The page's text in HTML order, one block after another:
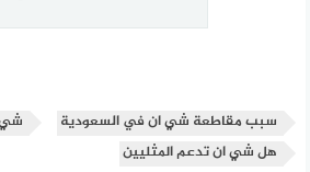
سبب مقاطعة شي ان في السعودية
شي
هل شي ان تدعم المثليين